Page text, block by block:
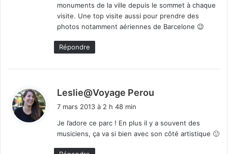
monuments de la ville depuis le sommet à chaque
visite. Une top visite aussi pour prendre des
photos notamment aériennes de Barcelone 😉
Répondre
Leslie@Voyage Perou
:
7 mars 2013 à 2 h 48 min
Je l’adore ce parc ! En plus il y a souvent des
musiciens, ça va si bien avec son côté artistique 🙂